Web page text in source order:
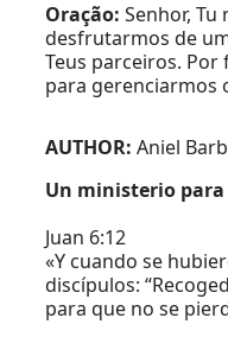
Oração: Senhor,
desfrutarmos de
Teus parceiros. Por
para gerenciarmos
AUTHOR:Aniel
Un ministerio para
Juan 6:12
«Y cuando se
discípulos:
para que no se